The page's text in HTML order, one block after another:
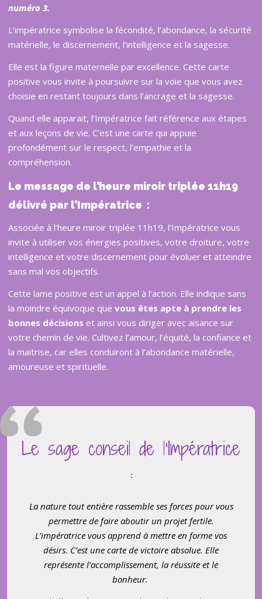
numéro 3.
L’impératrice symbolise la fécondité, l’abondance, la sécurité
matérielle, le discernement, l’intelligence et la sagesse.
Elle est la figure maternelle par excellence. Cette carte
positive vous invite à poursuivre sur la voie que vous avez
choisie en restant toujours dans l’ancrage et la sagesse.
Quand elle apparait, l’Impératrice fait référence aux étapes
et aux leçons de vie. C’est une carte qui appuie
profondément sur le respect, l’empathie et la
compréhension.
Le message de l’heure miroir triplée 11h19
délivré par l’Impératrice :
Associée à l’heure miroir triplée 11h19, l’Impératrice vous
invite à utiliser vos énergies positives, votre droiture, votre
intelligence et votre discernement pour évoluer et atteindre
sans mal vos objectifs.
Cette lame positive est un appel à l’action. Elle indique sans
la moindre équivoque que vous êtes apte à prendre les
bonnes décisions et ainsi vous diriger avec aisance sur
votre chemin de vie. Cultivez l’amour, l’équité, la confiance et
la maitrise, car elles conduiront à l’abondance matérielle,
amoureuse et spirituelle.
Le sage conseil de l’Impératrice
:
La nature tout entière rassemble ses forces pour vous
permettre de faire aboutir un projet fertile.
L’impératrice vous apprend à mettre en forme vos
désirs. C’est une carte de victoire absolue. Elle
représente l’accomplissement, la réussite et le
bonheur.